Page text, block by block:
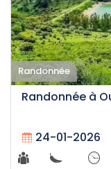
Randonnée
Randonnée à
24-01-2026